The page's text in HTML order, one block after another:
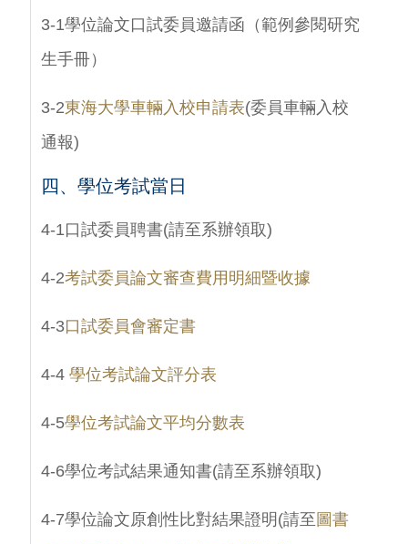
3-1學位論文口試委員邀請函（範例參閱研究
生手冊）
3-2東海大學車輛入校申請表(委員車輛入校
通報)
四、學位考試當日
4-1口試委員聘書(請至系辦領取)
4-2考試委員論文審查費用明細暨收據
4-3口試委員會審定書
4-4學位考試論文評分表
4-5學位考試論文平均分數表
4-6學位考試結果通知書(請至系辦領取)
4-7學位論文原創性比對結果證明(請至 圖書